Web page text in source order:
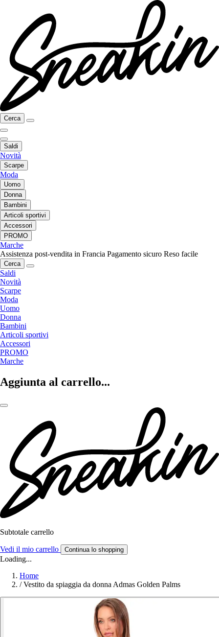
Cerca
Saldi
Novità
Scarpe
Moda
Uomo
Donna
Bambini
Articoli sportivi
Accessori
PROMO
Marche
Assistenza post-vendita in Francia Pagamento sicuro Reso facile
Cerca
Saldi
Novità
Scarpe
Moda
Uomo
Donna
Bambini
Articoli sportivi
Accessori
PROMO
Marche
Aggiunta al carrello...
Subtotale carrello
Vedi il mio carrello Continua lo shopping
Loading...
Home
/ Vestito da spiaggia da donna Admas Golden Palms